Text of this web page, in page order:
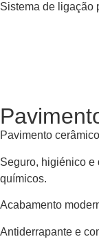
Sistema de ligação
Pavimento
Seguro, higiénico e
químicos.
Acabamento
Antiderrapante e